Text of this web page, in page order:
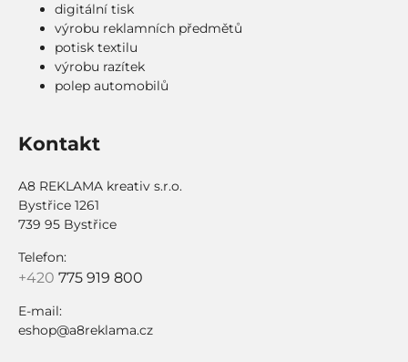
digitální tisk
výrobu reklamních předmětů
potisk textilu
výrobu razítek
polep automobilů
Kontakt
A8 REKLAMA kreativ s.r.o.
Bystřice 1261
739 95 Bystřice
Telefon:
+420 775 919 800
E-mail:
eshop@a8reklama.cz